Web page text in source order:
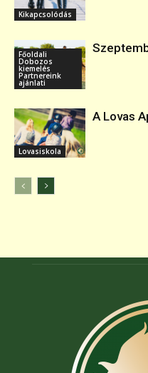
Kikapcsolódás
Főoldali
Dobozos
kiemelés
Partnereink
ajánlati
Lovasiskola
A Lovas